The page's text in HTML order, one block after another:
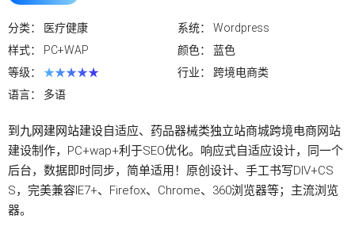
分类： 医疗健康 系统： Wordpress
样式：
PC+WAP 颜色： 蓝色
等级： ★★★★★ 行业： 跨境电商类
语言： 多语
到九网建网站建设自适应、药品器械类独立站商城跨境电商网站
建设制作，PC+wap+利于SEO优化。响应式自适应设计，同一个
后台，数据即时同步，简单适用！原创设计、手工书写DIV+CS
S，完美兼容IE7+、Firefox、Chrome、360浏览器等；主流浏览
器。